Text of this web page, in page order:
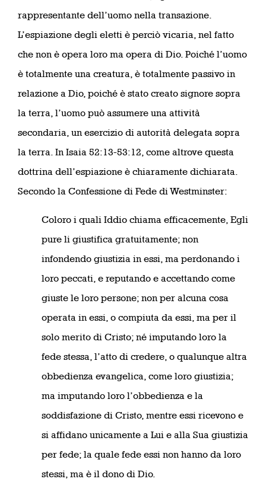
rappresentante dell’uomo nella transazione.
L’espiazione degli eletti è perciò vicaria, nel fatto
che non è opera loro ma opera di Dio. Poiché l’uomo
è totalmente una creatura, è totalmente passivo in
relazione a Dio, poiché è stato creato signore sopra
la terra, l’uomo può assumere una attività
secondaria, un esercizio di autorità delegata sopra
la terra. In Isaia 52:13-53:12, come altrove questa
dottrina dell’espiazione è chiaramente dichiarata.
Secondo la Confessione di Fede di Westminster:
Coloro i quali Iddio chiama efficacemente, Egli
pure li giustifica gratuitamente; non
infondendo giustizia in essi, ma perdonando i
loro peccati, e reputando e accettando come
giuste le loro persone; non per alcuna cosa
operata in essi, o compiuta da essi, ma per il
solo merito di Cristo; né imputando loro la
fede stessa, l’atto di credere, o qualunque altra
obbedienza evangelica, come loro giustizia;
ma imputando loro l’obbedienza e la
soddisfazione di Cristo, mentre essi ricevono e
si affidano unicamente a Lui e alla Sua giustizia
per fede; la quale fede essi non hanno da loro
stessi, ma è il dono di Dio.